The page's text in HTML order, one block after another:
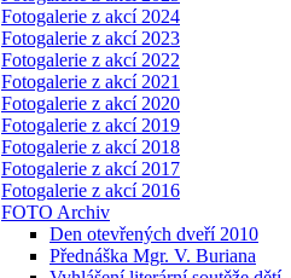
Fotogalerie z akcí 2024
Fotogalerie z akcí 2023
Fotogalerie z akcí 2022
Fotogalerie z akcí 2021
Fotogalerie z akcí 2020
Fotogalerie z akcí 2019
Fotogalerie z akcí 2018
Fotogalerie z akcí 2017
Fotogalerie z akcí 2016
FOTO Archiv
Den otevřených dveří 2010
Přednáška Mgr. V. Buriana